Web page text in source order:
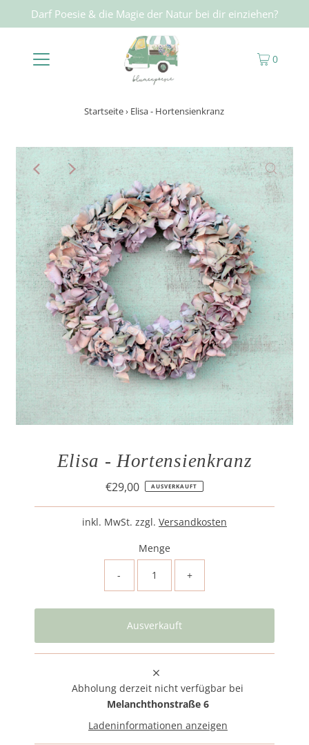
Darf Poesie & die Magie der Natur bei dir einziehen?
0
Startseite› Elisa - Hortensienkranz
Elisa - Hortensienkranz
Regulärer
Preis
€29,00 AUSVERKAUFT
inkl. MwSt. zzgl. Versandkosten
Menge
- +
Abholung derzeit nicht verfügbar bei
Melanchthonstraße 6
Ladeninformationen anzeigen